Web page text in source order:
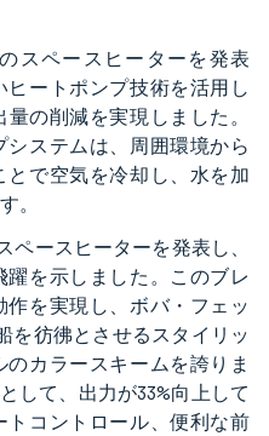
スペースヒーターを発表
ートポンプ技術を活用し
の削減を実現しました。
ステムは、周囲環境から
で空気を冷却し、水を加
。
ペースヒーターを発表し、
を示しました。このブレ
を実現し、ボバ・フェッ
を彷彿とさせるスタイリッ
カラースキームを誇りま
して、出力が33%向上して
コントロール、便利な前